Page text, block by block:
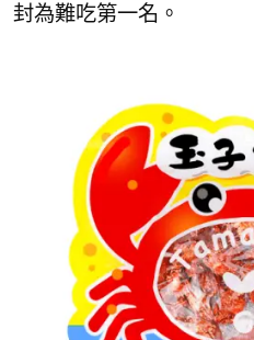
封為難吃第一名。